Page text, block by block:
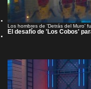
Los hombres de 'Detrás del Muro'
El desafío de 'Los Cobos'